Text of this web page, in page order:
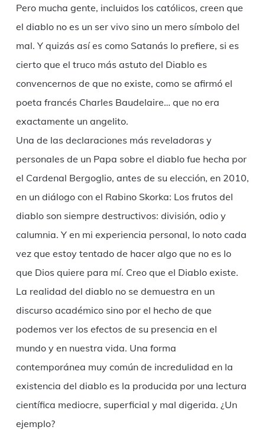
Pero mucha gente, incluidos los católicos, creen que
el diablo no es un ser vivo sino un mero símbolo del
mal. Y quizás así es como Satanás lo prefiere, si es
cierto que el truco más astuto del Diablo es
convencernos de que no existe, como se afirmó el
poeta francés Charles Baudelaire… que no era
exactamente un angelito.
Una de las declaraciones más reveladoras y
personales de un Papa sobre el diablo fue hecha por
el Cardenal Bergoglio, antes de su elección, en 2010,
en un diálogo con el Rabino Skorka: Los frutos del
diablo son siempre destructivos: división, odio y
calumnia. Y en mi experiencia personal, lo noto cada
vez que estoy tentado de hacer algo que no es lo
que Dios quiere para mí. Creo que el Diablo existe.
La realidad del diablo no se demuestra en un
discurso académico sino por el hecho de que
podemos ver los efectos de su presencia en el
mundo y en nuestra vida. Una forma
contemporánea muy común de incredulidad en la
existencia del diablo es la producida por una lectura
científica mediocre, superficial y mal digerida. ¿Un
ejemplo?